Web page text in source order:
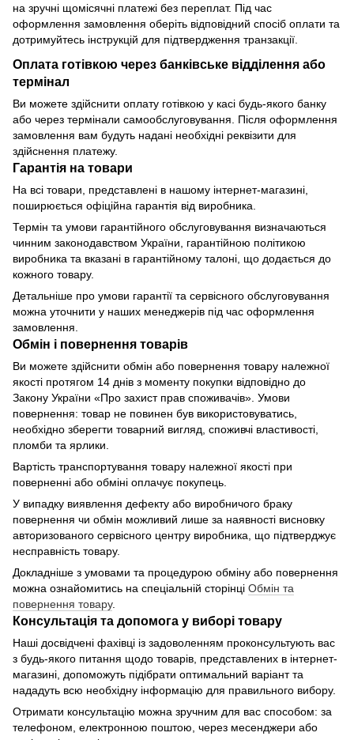
на зручні щомісячні платежі без переплат. Під час
оформлення замовлення оберіть відповідний спосіб оплати та
дотримуйтесь інструкцій для підтвердження транзакції.
Оплата готівкою через банківське відділення або
термінал
Ви можете здійснити оплату готівкою у касі будь-якого банку
або через термінали самообслуговування. Після оформлення
замовлення вам будуть надані необхідні реквізити для
здійснення платежу.
Гарантія на товари
На всі товари, представлені в нашому інтернет-магазині,
поширюється офіційна гарантія від виробника.
Термін та умови гарантійного обслуговування визначаються
чинним законодавством України, гарантійною політикою
виробника та вказані в гарантійному талоні, що додається до
кожного товару.
Детальніше про умови гарантії та сервісного обслуговування
можна уточнити у наших менеджерів під час оформлення
замовлення.
Обмін і повернення товарів
Ви можете здійснити обмін або повернення товару належної
якості протягом 14 днів з моменту покупки відповідно до
Закону України «Про захист прав споживачів». Умови
повернення: товар не повинен був використовуватись,
необхідно зберегти товарний вигляд, споживчі властивості,
пломби та ярлики.
Вартість транспортування товару належної якості при
поверненні або обміні оплачує покупець.
У випадку виявлення дефекту або виробничого браку
повернення чи обмін можливий лише за наявності висновку
авторизованого сервісного центру виробника, що підтверджує
несправність товару.
Докладніше з умовами та процедурою обміну або повернення
можна ознайомитись на спеціальній сторінці Обмін та
повернення товару.
Консультація та допомога у виборі товару
Наші досвідчені фахівці із задоволенням проконсультують вас
з будь-якого питання щодо товарів, представлених в інтернет-
магазині, допоможуть підібрати оптимальний варіант та
нададуть всю необхідну інформацію для правильного вибору.
Отримати консультацію можна зручним для вас способом: за
телефоном, електронною поштою, через месенджери або